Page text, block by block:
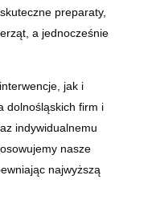
preparaty,
a jednocześnie
jak i
dolnośląskich firm i
indywidualnemu
nasze
najwyższą